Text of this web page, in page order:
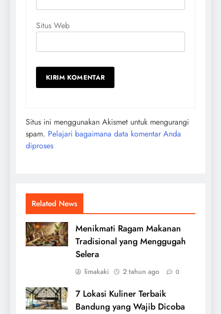
Situs Web
Situs ini menggunakan Akismet untuk mengurangi
spam. Pelajari bagaimana data komentar Anda
diproses
Related News
Menikmati Ragam Makanan
Tradisional yang Menggugah
Selera
limakaki 2 tahun ago 0
7 Lokasi Kuliner Terbaik
Bandung yang Wajib Dicoba